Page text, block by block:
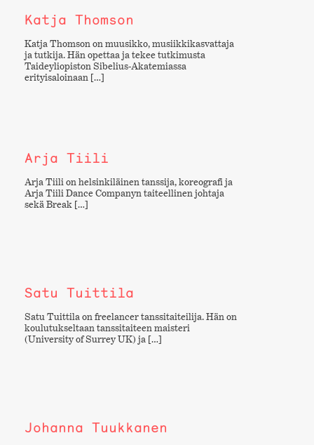
Katja Thomson
Katja Thomson on muusikko, musiikkikasvattaja
ja tutkija. Hän opettaa ja tekee tutkimusta
Taideyliopiston Sibelius-Akatemiassa
erityisaloinaan […]
Arja Tiili
Arja Tiili on helsinkiläinen tanssija, koreografi ja
Arja Tiili Dance Companyn taiteellinen johtaja
sekä Break […]
Satu Tuittila
Satu Tuittila on freelancer tanssitaiteilija. Hän on
koulutukseltaan tanssitaiteen maisteri
(University of Surrey UK) ja […]
Johanna Tuukkanen